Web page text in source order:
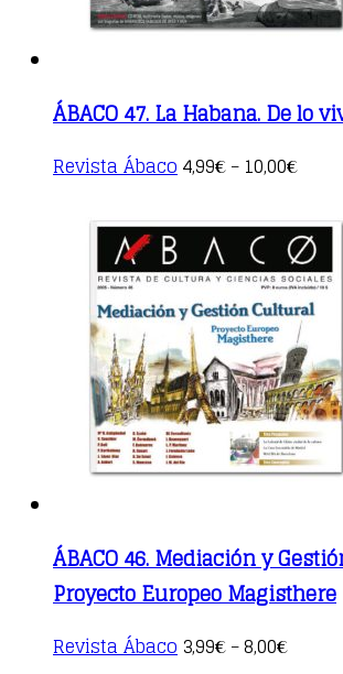
ÁBACO 47. La Habana. De lo
Revista Ábaco This
product
multiple
variants.
The
options
may
be
chosen
on
the
product
page
4,99€ – 10,00€
ÁBACO 46. Mediación y
Proyecto Europeo Magisthere
Revista Ábaco This
product
3,99€ – 8,00€